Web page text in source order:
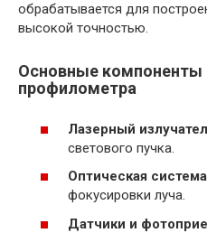
обрабатывается для
высокой точностью.
Основные компоненты
профилометра
Лазерный
светового пучка.
Оптическая система
фокусировки луча.
Датчики и